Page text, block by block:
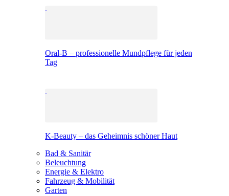
Oral-B – professionelle Mundpflege für jeden
Tag
K-Beauty – das Geheimnis schöner Haut
Bad & Sanitär
Beleuchtung
Energie & Elektro
Fahrzeug & Mobilität
Garten